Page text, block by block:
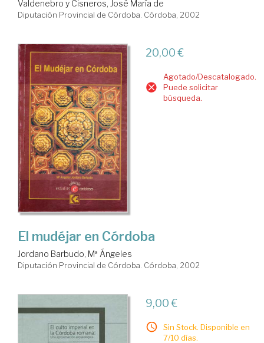
Valdenebro y Cisneros, José María de
Diputación Provincial de Córdoba. Córdoba, 2002
20,00 €
Agotado/Descatalogado.
Puede solicitar
búsqueda.
El mudéjar en Córdoba
Jordano Barbudo, Mª Ángeles
Diputación Provincial de Córdoba. Córdoba, 2002
9,00 €
Sin Stock. Disponible en
7/10 días.